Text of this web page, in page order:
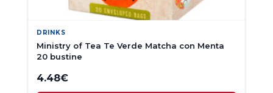
DRINKS
Ministry of Tea Te Verde Matcha con Menta
20 bustine
4.48€